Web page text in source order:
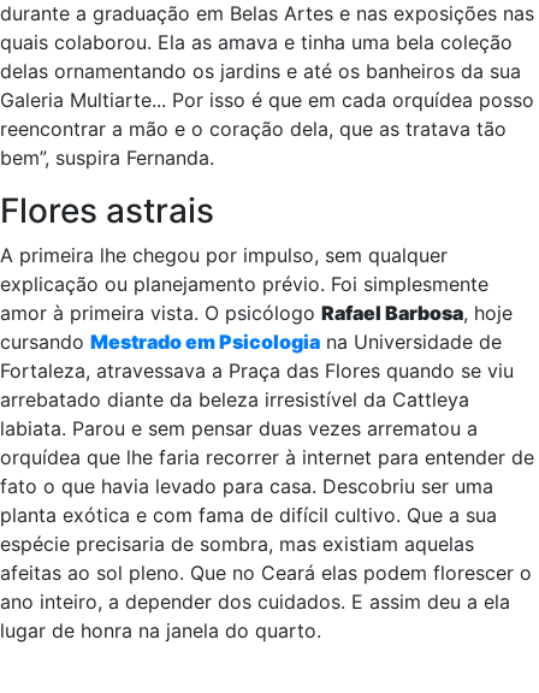
durante a graduação em Belas Artes e nas exposições nas
quais colaborou. Ela as amava e tinha uma bela coleção
delas ornamentando os jardins e até os banheiros da sua
Galeria Multiarte... Por isso é que em cada orquídea posso
reencontrar a mão e o coração dela, que as tratava tão
bem”, suspira Fernanda.
Flores astrais
A primeira lhe chegou por impulso, sem qualquer
explicação ou planejamento prévio. Foi simplesmente
amor à primeira vista. O psicólogo Rafael Barbosa, hoje
cursando Mestrado em Psicologia na Universidade de
Fortaleza, atravessava a Praça das Flores quando se viu
arrebatado diante da beleza irresistível da Cattleya
labiata. Parou e sem pensar duas vezes arrematou a
orquídea que lhe faria recorrer à internet para entender de
fato o que havia levado para casa. Descobriu ser uma
planta exótica e com fama de difícil cultivo. Que a sua
espécie precisaria de sombra, mas existiam aquelas
afeitas ao sol pleno. Que no Ceará elas podem florescer o
ano inteiro, a depender dos cuidados. E assim deu a ela
lugar de honra na janela do quarto.